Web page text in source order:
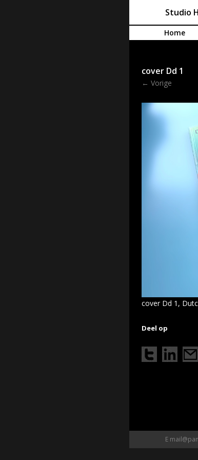
Studio
Spring naar de
Home
cover Dd 1
← Vorige
cover Dd 1,
Deel op
E